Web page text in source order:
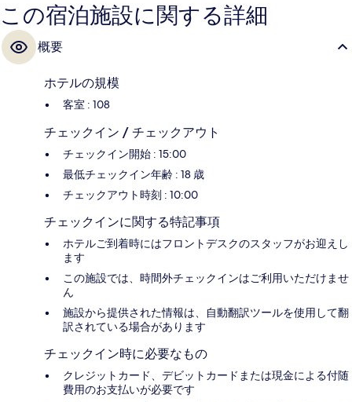
この宿泊施設に関する詳細
概要
ホテルの規模
客室 : 108
チェックイン / チェックアウト
チェックイン開始 : 15:00
最低チェックイン年齢 : 18 歳
チェックアウト時刻 : 10:00
チェックインに関する特記事項
ホテルご到着時にはフロントデスクのスタッフがお迎えし
ます
この施設では、時間外チェックインはご利用いただけませ
ん
施設から提供された情報は、自動翻訳ツールを使用して翻
訳されている場合があります
チェックイン時に必要なもの
クレジットカード、デビットカードまたは現金による付随
費用のお支払いが必要です